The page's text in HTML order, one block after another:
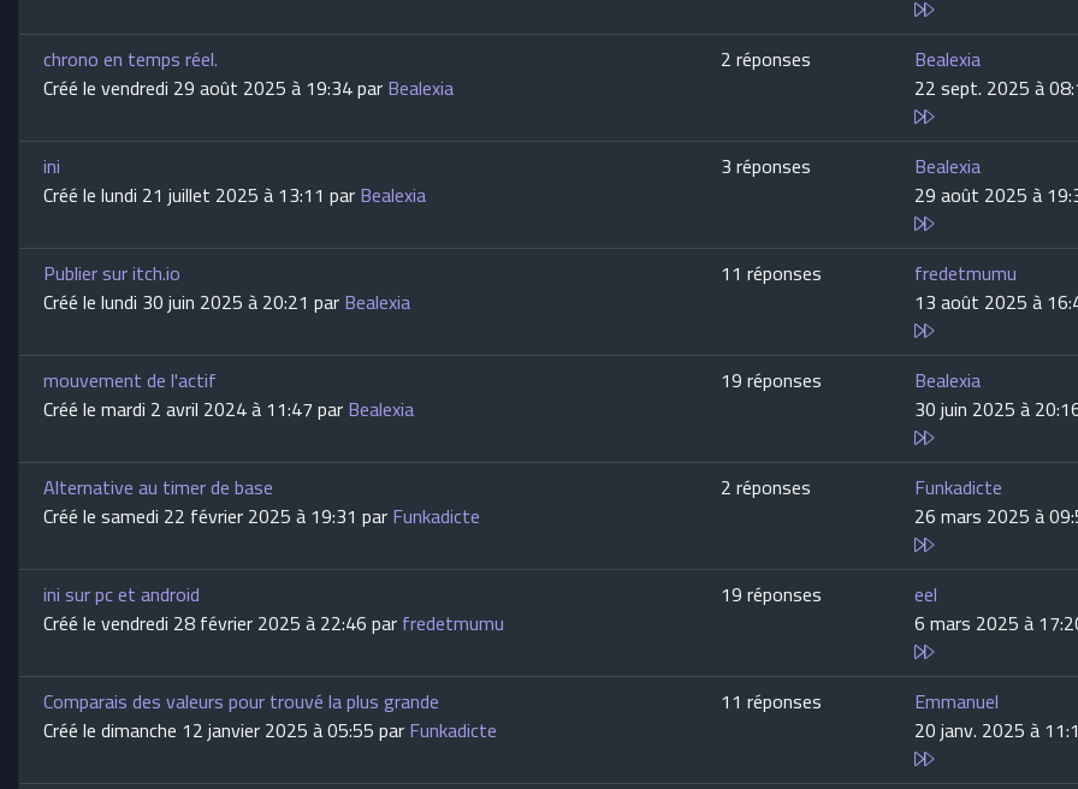
chrono en temps réel.
Créé le vendredi 29 août 2025 à 19:34 parBealexia
2 réponses
Bealexia
22 sept. 2025 à
ini
Créé le lundi 21 juillet 2025 à 13:11 parBealexia
3 réponses
Bealexia
29 août 2025 à
Publier sur itch.io
Créé le lundi 30 juin 2025 à 20:21 parBealexia
11 réponses
fredetmumu
13 août 2025 à
mouvement de l'actif
Créé le mardi 2 avril 2024 à 11:47 parBealexia
19 réponses
Bealexia
30 juin 2025 à
Alternative au timer de base
Créé le samedi 22 février 2025 à 19:31 parFunkadicte
2 réponses
Funkadicte
26 mars 2025 à
ini sur pc et android
Créé le vendredi 28 février 2025 à 22:46 parfredetmumu
19 réponses
eel
6 mars 2025 à
Comparais des valeurs pour trouvé la plus grande
Créé le dimanche 12 janvier 2025 à 05:55 parFunkadicte
11 réponses
Emmanuel
20 janv. 2025 à